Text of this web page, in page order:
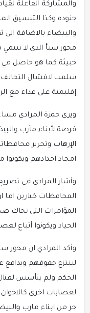
والمشاركة الفاعلة
جنوده وكذا التنسيق
والبيضاء بالاضافة
محور سبأ الذي لا تنتمي
خبيثة كما هو حاصل في
سلمت لافشال التحالف
إقليمية على عداء مع
ويرى حمزة المرادي
فرصة لأبناء مأرب
الإرهاب وتحرير
امجاد اجدادهم ويكونوا
وأشار المرادي في
المحافظات خيارين اما
المؤامرات التي تحاك
الحياد ويكونوا أتباع
وأكد المرادي ان محور
لينتزع حقوقهم
الحكم ولم يتأسس
لعصابات اخرى
حر من ابناء مارب